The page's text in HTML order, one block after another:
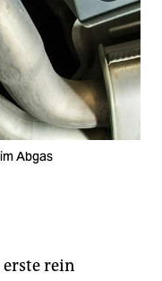
Abgas
rein